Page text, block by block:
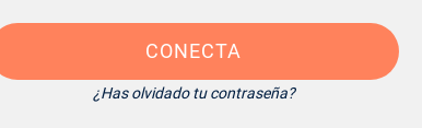
CONECTA
¿Has olvidado tu contraseña?